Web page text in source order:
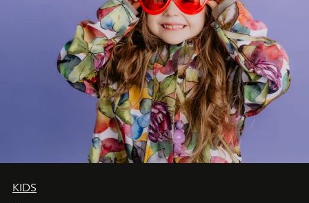
and breathed — an experience where comfort and
wilderness merge so completely that you become part
KIDS